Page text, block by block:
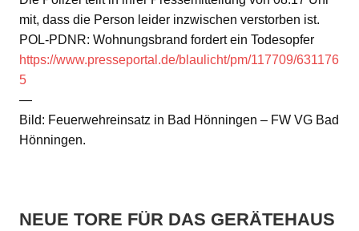
mit, dass die Person leider inzwischen verstorben ist.
POL-PDNR: Wohnungsbrand fordert ein Todesopfer
https://www.presseportal.de/blaulicht/pm/117709/631176
5
—
Bild: Feuerwehreinsatz in Bad Hönningen – FW VG Bad
Hönningen.
NEUE TORE FÜR DAS GERÄTEHAUS